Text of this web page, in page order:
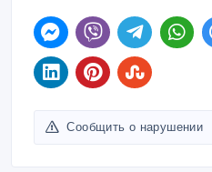
Сообщить о нарушении